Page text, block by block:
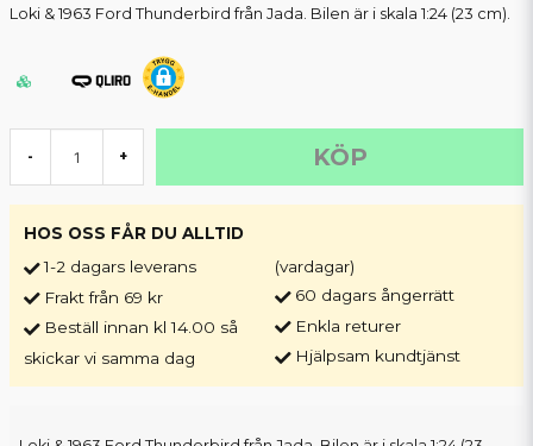
Loki & 1963 Ford Thunderbird från Jada. Bilen är i skala 1:24 (23 cm).
- + KÖP
HOS OSS FÅR DU ALLTID
1-2 dagars leverans
Frakt från 69 kr
Beställ innan kl 14.00 så
skickar vi samma dag
(vardagar)
60 dagars ångerrätt
Enkla returer
Hjälpsam kundtjänst